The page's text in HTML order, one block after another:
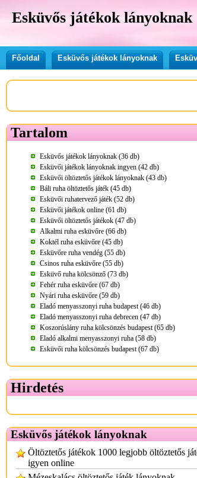
Esküvős játékok lányoknak
Főoldal Esküvős játékok lányoknak
Tartalom
Esküvős játékok lányoknak (36 db)
Esküvői játékok lányoknak ingyen (42 db)
Esküvői öltöztetős játékok lányoknak (43 db)
Báli ruha öltöztetős játék (45 db)
Esküvői ruhatervező játék (52 db)
Esküvői játékok online (61 db)
Esküvői öltöztetős játékok (47 db)
Alkalmi ruha esküvőre (66 db)
Koktél ruha esküvőre (45 db)
Esküvőre ruha vendég (55 db)
Csinos ruha esküvőre (55 db)
Esküvő ruha kölcsönző (73 db)
Fehér ruha esküvőre (67 db)
Nyári ruha esküvőre (59 db)
Eladó menyasszonyi ruha budapest (46 db)
Eladó menyasszonyi ruha debrecen (47 db)
Koszorúslány ruha kölcsönzés budapest (65 db)
Eladó alkalmi menyasszonyi ruha (58 db)
Esküvői ruha kölcsönzés budapest (67 db)
Hirdetés
Esküvős játékok lányoknak
Öltöztetős játékok 1000 legjobb öltöztetős
igyen online